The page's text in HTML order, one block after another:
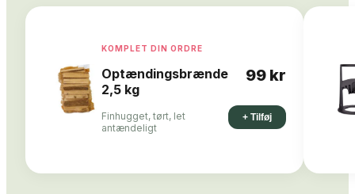
KOMPLET DIN ORDRE
Optændingsbrænde
2,5 kg
Finhugget, tørt, let
antændeligt
99 kr
+ Tilføj